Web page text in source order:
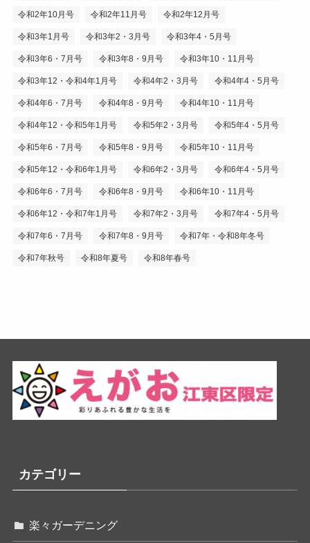
令和2年10月号 令和2年11月号 令和2年12月号
令和3年1月号 令和3年2・3月号 令和3年4・5月号
令和3年6・7月号 令和3年8・9月号 令和3年10・11月号
令和3年12・令和4年1月号 令和4年2・3月号 令和4年4・5月号
令和4年6・7月号 令和4年8・9月号 令和4年10・11月号
令和4年12・令和5年1月号 令和5年2・3月号 令和5年4・5月号
令和5年6・7月号 令和5年8・9月号 令和5年10・11月号
令和5年12・令和6年1月号 令和6年2・3月号 令和6年4・5月号
令和6年6・7月号 令和6年8・9月号 令和6年10・11月号
令和6年12・令和7年1月号 令和7年2・3月号 令和7年4・5月号
令和7年6・7月号 令和7年8・9月号 令和7年・令和8年冬号
令和7年秋号 令和8年夏号 令和8年春号
カテゴリー
楽々ガーデニング